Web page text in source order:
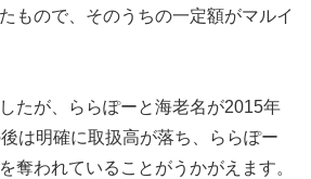
もので、そのうちの一定額がマルイ
たが、ららぽーと海老名が2015年
は明確に取扱高が落ち、ららぽー
奪われていることがうかがえます。